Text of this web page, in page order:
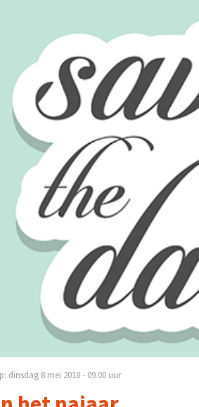
dinsdag 8 mei 2018 - 09.00 uur